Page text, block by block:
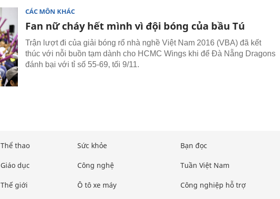
CÁC MÔN KHÁC
Fan nữ cháy hết mình vì đội bóng của bầu Tú
Trận lượt đi của giải bóng rổ nhà nghề Việt Nam 2016 (VBA) đã kết
thúc với nỗi buồn tạm dành cho HCMC Wings khi để Đà Nẵng Dragons
đánh bại với tỉ số 55-69, tối 9/11.
Thể thao
Giáo dục
Thế giới
Sức khỏe
Công nghệ
Ô tô xe máy
Bạn đọc
Tuần Việt Nam
Công nghiệp hỗ trợ